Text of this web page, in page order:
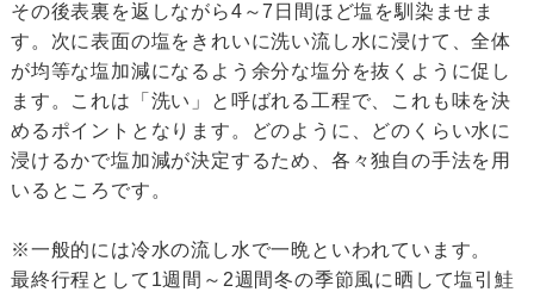
その後表裏を返しながら4～7日間ほど塩を馴染ませま
す。次に表面の塩をきれいに洗い流し水に浸けて、全体
が均等な塩加減になるよう余分な塩分を抜くように促し
ます。これは「洗い」と呼ばれる工程で、これも味を決
めるポイントとなります。どのように、どのくらい水に
浸けるかで塩加減が決定するため、各々独自の手法を用
いるところです。
※一般的には冷水の流し水で一晩といわれています。
最終行程として1週間～2週間冬の季節風に晒して塩引鮭